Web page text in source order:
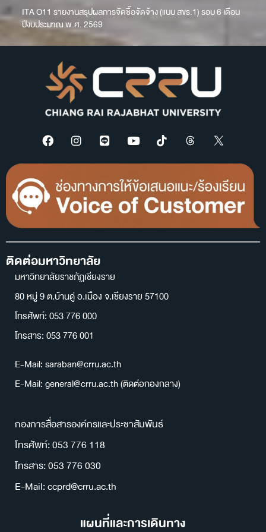
ITA O11 รายงานสรุปผลการจัดซื้อจัดจ้าง (แบบ สขร.1) รอบ 6 เดือน
ปีงบประมาณ พ.ศ. 2569
ติดต่อมหาวิทยาลัย
มหาวิทยาลัยราชภัฏเชียงราย
80 หมู่ 9 ต.บ้านดู่ อ.เมือง จ.เชียงราย 57100
โทรศัพท์: 053 776 000
โทรสาร: 053 776 001
E-Mail: saraban@crru.ac.th
E-Mail: general@crru.ac.th (ติดต่อกองกลาง)
กองการสื่อสารองค์กรและประชาสัมพันธ์
โทรศัพท์: 053 776 118
โทรสาร: 053 776 030
E-Mail: ccprd@crru.ac.th
แผนที่และการเดินทาง